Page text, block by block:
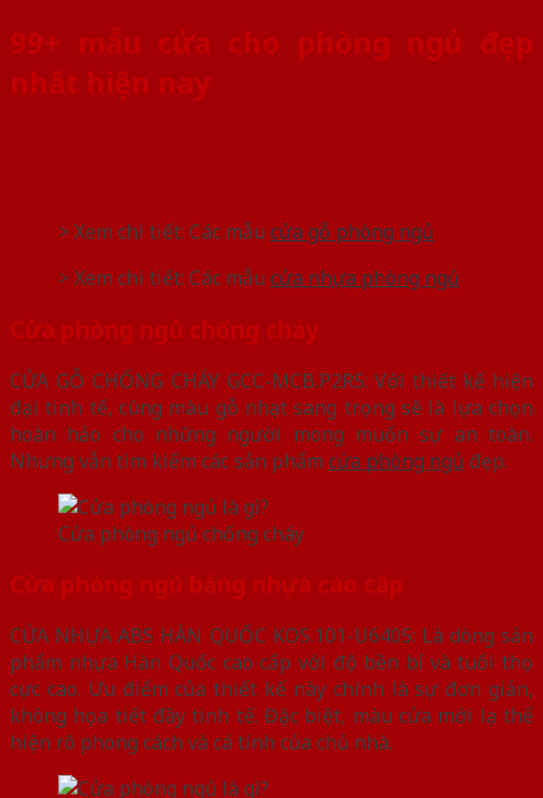
99+ mẫu cửa cho phòng ngủ đẹp
nhất hiện nay
> Xem chi tiết: Các mẫu cửa gỗ phòng ngủ
> Xem chi tiết: Các mẫu cửa nhựa phòng ngủ
Cửa phòng ngủ chống cháy
CỬA GỖ CHỐNG CHÁY GCC-MCB.P2R5: Với thiết kế hiện
đại tinh tế, cùng màu gỗ nhạt sang trọng sẽ là lựa chọn
hoàn hảo cho những người mong muốn sự an toàn.
Nhưng vẫn tìm kiếm các sản phẩm cửa phòng ngủ đẹp.
Cửa phòng ngủ chống cháy
Cửa phòng ngủ bằng nhựa cao cấp
CỬA NHỰA ABS HÀN QUỐC KOS.101-U6405: Là dòng sản
phẩm nhựa Hàn Quốc cao cấp với độ bền bỉ và tuổi thọ
cực cao. Ưu điểm của thiết kế này chính là sự đơn giản,
không họa tiết đầy tinh tế. Đặc biệt, màu cửa mới lạ thể
hiện rõ phong cách và cá tính của chủ nhà.